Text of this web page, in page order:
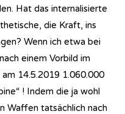
Hat das internalisierte
die Kraft, ins
Wenn ich etwa bei
einem Vorbild im
14.5.2019 1.060.000
! Indem die ja wohl
Waffen tatsächlich nach